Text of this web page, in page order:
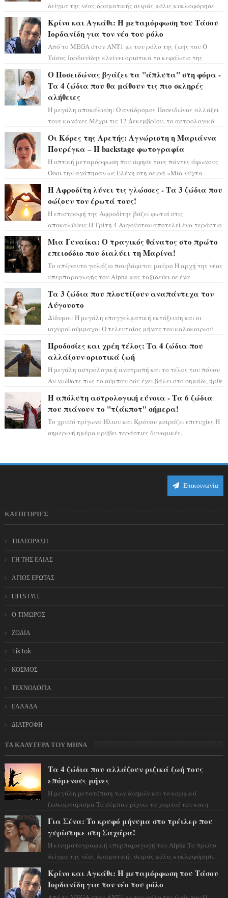
δείγμα της νέας δραματικής σειράς μόλις κυκλοφόρησε
Κρίνο και Αγκάθι: Η μεταμόρφωση του Τάσου
Ιορδανίδη για τον νέο του ρόλο
Από το MEGA στον ΑΝΤ1 με τον ρόλο της ζωής του Ο
Τάσος Ιορδανίδης κλείνει οριστικά το κεφάλαιο της
Ο Ποσειδώνας βγάζει τα "άπλυτα" στη φόρα -
Τα 4 ζώδια που θα μάθουν τις πιο σκληρές
αλήθειες
Η μεγάλη αποκάλυψη: Ο ανάδρομος Ποσειδώνας αλλάζει
τους κανόνες Μέχρι τις 12 Δεκεμβρίου, το αστρολογικό
Οι Κόρες της Αρετής: Αγνώριστη η Μαριάννα
Πουρέγκα – H backstage φωτογραφία
Η οπτική μεταμόρφωση που άφησε τους πάντες άφωνους
Όσοι την αγάπησαν ως Ελένη στη σειρά «Μια νύχτα
Η Αφροδίτη λύνει τις γλώσσες - Τα 3 ζώδια που
σώζουν τον έρωτά τους!
Η επιστροφή της Αφροδίτης βάζει φωτιά στις
αποκαλύψεις Η Τρίτη 4 Αυγούστου αποτελεί ένα τεράστιο
Μια Γυναίκα: Ο τραγικός θάνατος στο πρώτο
επεισόδιο που διαλύει τη Μαρίνα!
Το απέραντο γαλάζιο που βάφεται μαύρο Η αρχή της νέας
υπερπαραγωγής του Alpha μας ταξιδεύει σε ένα
Τα 3 ζώδια που πλουτίζουν αναπάντεχα τον
Αύγουστο
Δίδυμοι: Η μεγάλη επαγγελματική εκτόξευση και οι
ισχυροί σύμμαχοι Ο τελευταίος μήνας του καλοκαιριού
Προδοσίες και χρέη τέλος: Τα 4 ζώδια που
αλλάζουν οριστικά ζωή
Η μεγάλη αστρολογική ανατροπή και το τέλος του πόνου
Αν νιώθατε πως το σύμπαν σάς έχει βάλει στο σημάδι, ήρθε
Η απόλυτη αστρολογική εύνοια - Τα 6 ζώδια
που πιάνουν το "τζάκποτ" σήμερα!
Το χρυσό τρίγωνο Ήλιου και Κρόνου μοιράζει επιτυχίες Η
σημερινή ημέρα κρύβει τεράστιες δυναμικές,
Επικοινωνία
ΚΑΤΗΓΟΡΙΕΣ
ΤΗΛΕΟΡΑΣΗ
ΓΗ ΤΗΣ ΕΛΙΑΣ
ΑΓΙΟΣ ΕΡΩΤΑΣ
LIFESTYLE
Ο ΤΙΜΩΡΟΣ
ΖΩΔΙΑ
TikTok
ΚΟΣΜΟΣ
ΤΕΧΝΟΛΟΓΙΑ
ΕΛΛΑΔΑ
ΔΙΑΤΡΟΦΗ
ΤΑ ΚΑΛΥΤΕΡΑ ΤΟΥ ΜΗΝΑ
Τα 4 ζώδια που αλλάζουν ριζικά ζωή τους
επόμενους μήνες
Η μεγάλη μετατόπιση των δεσμών και το καρμικό
ξεσκαρτάρισμα Το σύμπαν ρίχνει τα χαρτιά του και η
Για Σένα: Το κρυφό μήνυμα στο τρέιλερ που
γυρίστηκε στη Σαχάρα!
Η κινηματογραφική υπερπαραγωγή του Alpha Το πρώτο
δείγμα της νέας δραματικής σειράς μόλις κυκλοφόρησε
Κρίνο και Αγκάθι: Η μεταμόρφωση του Τάσου
Ιορδανίδη για τον νέο του ρόλο